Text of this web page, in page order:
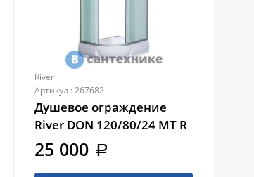
River
Артикул : 267682
Душевое ограждение
River DON 120/80/24 МТ R
+ поддон
25 000 a